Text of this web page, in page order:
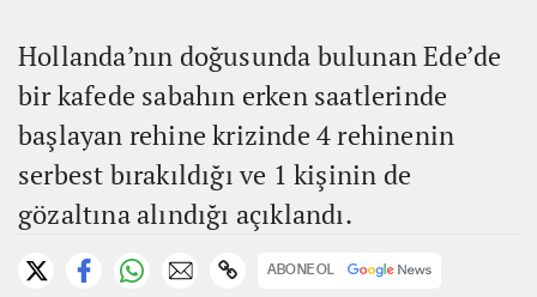
Hollanda’nın doğusunda bulunan Ede’de
bir kafede sabahın erken saatlerinde
başlayan rehine krizinde 4 rehinenin
serbest bırakıldığı ve 1 kişinin de
gözaltına alındığı açıklandı.
ABONE OL